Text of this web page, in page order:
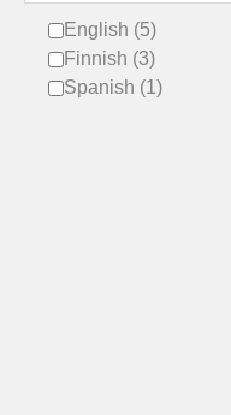
English (5)
Finnish (3)
Spanish (1)